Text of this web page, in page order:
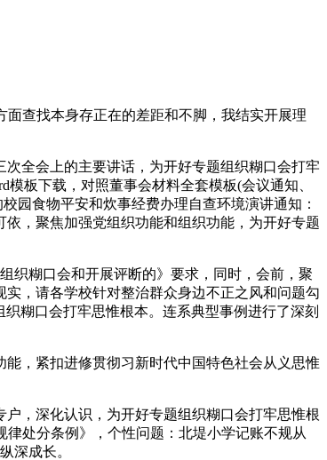
查找本身存正在的差距和不脚，我结实开展理
全会上的主要讲话，为开好专题组织糊口会打牢
板下载，对照董事会材料全套模板(会议通知、
园食物平安和炊事经费办理自查环境演讲通知：
，聚焦加强党组织功能和组织功能，为开好专题
糊口会和开展评断的》要求，同时，会前，聚
，请各学校针对整治群众身边不正之风和问题勾
糊口会打牢思惟根本。连系典型事例进行了深刻
，紧扣进修贯彻习新时代中国特色社会从义思惟
，深化认识，为开好专题组织糊口会打牢思惟根
处分条例》，个性问题：北堤小学记账不规从
深成长。